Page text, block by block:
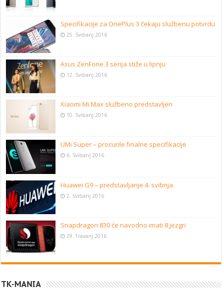
Specifikacije za OnePlus 3 čekaju službenu potvrdu
25. Svibanj 2016
Asus ZenFone 3 serija stiže u lipnju
12. Svibanj 2016
Xiaomi Mi Max službeno predstavljen
10. Svibanj 2016
UMi Super – procurile finalne specifikacije
6. Svibanj 2016
Huawei G9 – predstavljanje 4. svibnja
2. Svibanj 2016
Snapdragon 830 će navodno imati 8 jezgri
29. Travanj 2016
TK-MANIA